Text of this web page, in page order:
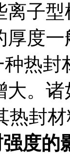
离子
度
种热
大。
热封
度的